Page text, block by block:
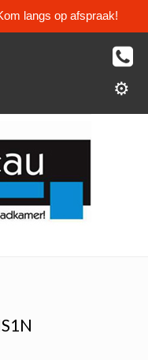
langs op afspraak!